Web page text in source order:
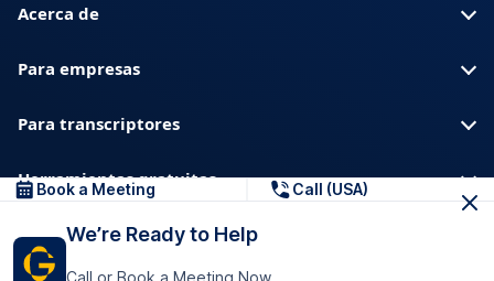
Acerca de
Para empresas
Para transcriptores
Herramientas gratuitas
Sobre nosotros
Book a Meeting Call (USA)
We’re Ready to Help
Call or Book a Meeting Now